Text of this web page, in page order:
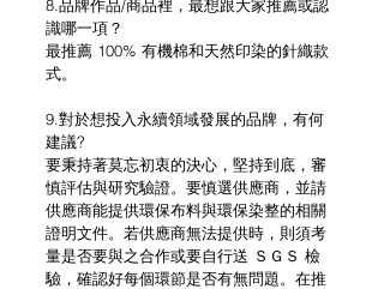
8.品牌作品/商品裡，最想跟大家推薦或認
識哪一項？
最推薦 100% 有機棉和天然印染的針織款
式。
9.對於想投入永續領域發展的品牌，有何
建議?
要秉持著莫忘初衷的決心，堅持到底，審
慎評估與研究驗證。要慎選供應商，並請
供應商能提供環保布料與環保染整的相關
證明文件。若供應商無法提供時，則須考
量是否要與之合作或要自行送 ＳＧＳ 檢
驗，確認好每個環節是否有無問題。在推